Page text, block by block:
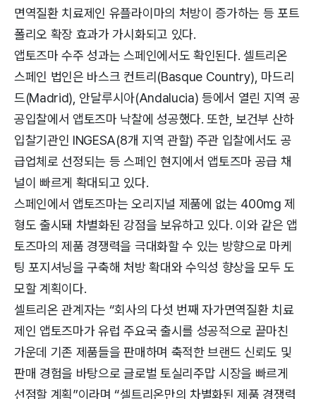
면역질환 치료제인 유플라이마의 처방이 증가하는 등 포트
폴리오 확장 효과가 가시화되고 있다.
앱토즈마 수주 성과는 스페인에서도 확인된다. 셀트리온
스페인 법인은 바스크 컨트리(Basque Country), 마드리
드(Madrid), 안달루시아(Andalucia) 등에서 열린 지역 공
공입찰에서 앱토즈마 낙찰에 성공했다. 또한, 보건부 산하
입찰기관인 INGESA(8개 지역 관할) 주관 입찰에서도 공
급업체로 선정되는 등 스페인 현지에서 앱토즈마 공급 채
널이 빠르게 확대되고 있다.
스페인에서 앱토즈마는 오리지널 제품에 없는 400mg 제
형도 출시돼 차별화된 강점을 보유하고 있다. 이와 같은 앱
토즈마의 제품 경쟁력을 극대화할 수 있는 방향으로 마케
팅 포지셔닝을 구축해 처방 확대와 수익성 향상을 모두 도
모할 계획이다.
셀트리온 관계자는 “회사의 다섯 번째 자가면역질환 치료
제인 앱토즈마가 유럽 주요국 출시를 성공적으로 끝마친
가운데 기존 제품들을 판매하며 축적한 브랜드 신뢰도 및
판매 경험을 바탕으로 글로벌 토실리주맙 시장을 빠르게
선점할 계획”이라며 “셀트리온만의 차별화된 제품 경쟁력